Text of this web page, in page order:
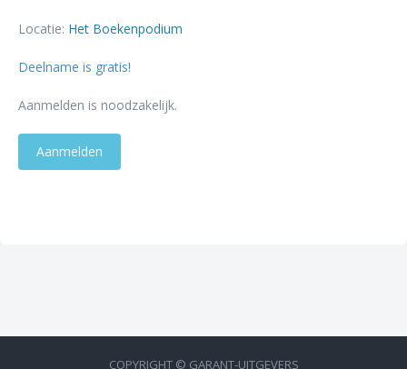
Locatie: Het Boekenpodium
Deelname is gratis!
Aanmelden is noodzakelijk.
Aanmelden
COPYRIGHT © GARANT-UITGEVERS